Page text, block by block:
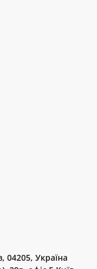
04205, Україна